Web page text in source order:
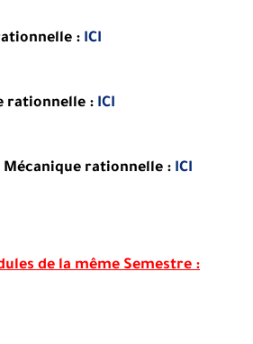
: ICI
rationnelle : ICI
Mécanique rationnelle : ICI
de la même Semestre: